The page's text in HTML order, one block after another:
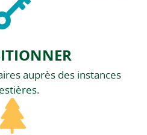
auprès des instances